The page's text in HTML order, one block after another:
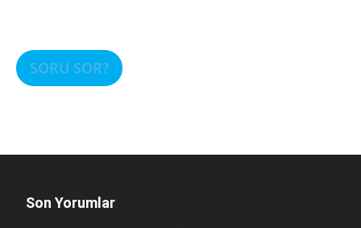
SORU SOR?
Son Yorumlar